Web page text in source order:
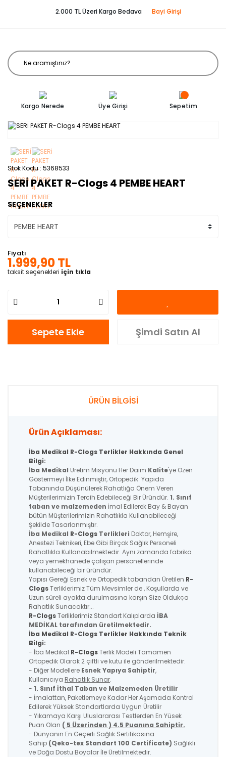
2.000 TL Üzeri Kargo Bedava Bayi Girişi
Kargo Nerede Üye Girişi Sepetim
Stok Kodu 5368533
SERİ PAKET R-Clogs 4 PEMBE HEART
SEÇENEKLER
Fiyatı
1.999,90 TL
taksit seçenekleri için tıkla
Sepete Ekle Şimdi Satın Al
ÜRÜN BİLGİSİ
Ürün Açıklaması:
İba Medikal R-Clogs Terlikler Hakkında Genel
Bilgi:
İba Medikal Üretim Misyonu Her Daim Kalite'ye Özen
Göstermeyi İlke Edinmiştir, Ortopedik Yapıda
Tabanında Düşünülerek Rahatlığa Önem Veren
Müşterilerimizin Tercih Edebileceği Bir Üründür. 1. Sınıf
taban ve malzemeden İmal Edilerek Bay & Bayan
bütün Müşterilerimizin Rahatlıkla Kullanabileceği
Şekilde Tasarlanmıştır.
İba Medikal R-Clogs Terlikleri Doktor, Hemşire,
Anestezi Teknikeri, Ebe Gibi Birçok Sağlık Personeli
Rahatlıkla Kullanabilmektedir. Aynı zamanda fabrika
veya yemekhanede çalışan personellerinde
kullanabileceği bir üründür.
Yapısı Gereği Esnek ve Ortopedik tabandan Üretilen R-
ClogsTerliklerimiz Tüm Mevsimler de , Koşullarda ve
Uzun süreli ayakta durulmasına karşın Size Oldukça
Rahatlık Sunacaktır...
R-ClogsTerliklerimiz Standart Kalıplarda İBA
MEDİKAL tarafından üretilmektedir.
İba Medikal R-Clogs Terlikler Hakkında Teknik
Bilgi:
- İba Medikal R-ClogsTerlik Modeli Tamamen
Ortopedik Olarak 2 çiftli ve kutu ile gönderilmektedir.
- Diğer Modellere Esnek Yapıya Sahiptir,
Kullanıcıya Rahatlık Sunar.
- 1. Sınıf İthal Taban ve Malzemeden Üretilir
- İmalattan, Paketlemeye Kadar Her Aşamada Kontrol
Edilerek Yüksek Standartlarda Uygun Üretilir
- Yıkamaya Karşı Uluslararası Testlerden En Yüsek
Puan Olan ( 5 Üzerinden ) 4.5 Puanına Sahiptir.
- Dünyanın En Geçerli Sağlık Sertifikasına
Sahip (Qeko-tex Standart 100 Certificate) Sağlıklı
ve Doğa Dostu Boyalar İle Üretilmektedir.